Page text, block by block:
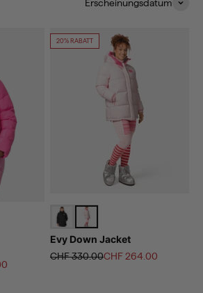
Erscheinungsdatum
20% RABATT
Evy Down Jacket
Regulärer Preis
CHF 330.00Angebot
CHF 264.00